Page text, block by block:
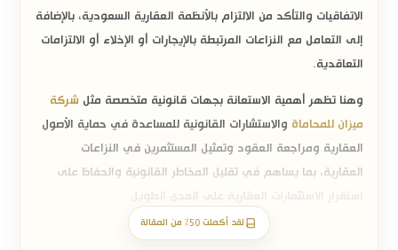
الاتفاقيات والتأكد من الالتزام بالأنظمة العقارية السعودية، بالإضافة
إلى التعامل مع النزاعات المرتبطة بالإيجارات أو الإخلاء أو الالتزامات
التعاقدية.
وهنا تظهر أهمية الاستعانة بجهات قانونية متخصصة مثل شركة
ميزان للمحاماة والاستشارات القانونية للمساعدة في حماية الأصول
العقارية ومراجعة العقود وتمثيل المستثمرين في النزاعات
العقارية، بما يساهم في تقليل المخاطر القانونية والحفاظ على
أهمية الجانب القانوني في إدارة الثروات
لقد أكملت 50% من المقالة